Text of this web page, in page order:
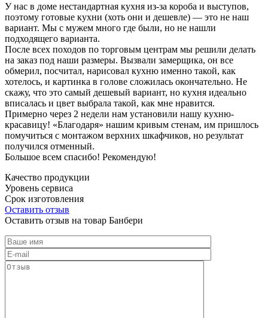
У нас в доме нестандартная кухня из-за короба и выступов,
поэтому готовые кухни (хоть они и дешевле) — это не наш
вариант. Мы с мужем много где были, но не нашли
подходящего варианта.
После всех походов по торговым центрам мы решили делать
на заказ под наши размеры. Вызвали замерщика, он все
обмерил, посчитал, нарисовал кухню именно такой, как
хотелось, и картинка в голове сложилась окончательно. Не
скажу, что это самый дешевый вариант, но кухня идеально
вписалась и цвет выбрала такой, как мне нравится.
Примерно через 2 недели нам установили нашу кухню-
красавицу! «Благодаря» нашим кривым стенам, им пришлось
помучиться с монтажом верхних шкафчиков, но результат
получился отменный.
Большое всем спасибо! Рекомендую!
Качество продукции
Уровень сервиса
Срок изготовления
Оставить отзыв
Оставить отзыв на товар Банбери